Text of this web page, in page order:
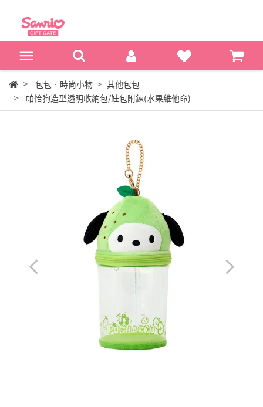
包包‧時尚小物
其他包包
帕恰狗造型透明收納包/娃包附鍊(水果維他命)